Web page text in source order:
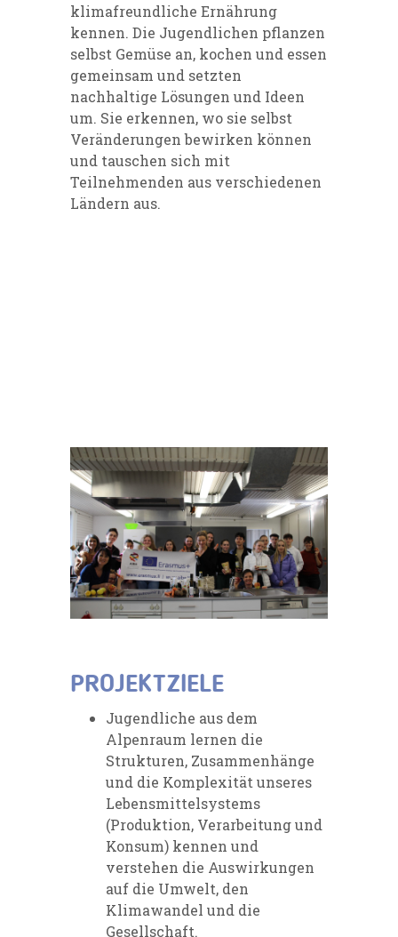
klimafreundliche Ernährung
kennen. Die Jugendlichen pflanzen
selbst Gemüse an, kochen und essen
gemeinsam und setzten
nachhaltige Lösungen und Ideen
um. Sie erkennen, wo sie selbst
Veränderungen bewirken können
und tauschen sich mit
Teilnehmenden aus verschiedenen
Ländern aus.
PROJEKTZIELE
Jugendliche aus dem
Alpenraum lernen die
Strukturen, Zusammenhänge
und die Komplexität unseres
Lebensmittelsystems
(Produktion, Verarbeitung und
Konsum) kennen und
verstehen die Auswirkungen
auf die Umwelt, den
Klimawandel und die
Gesellschaft.